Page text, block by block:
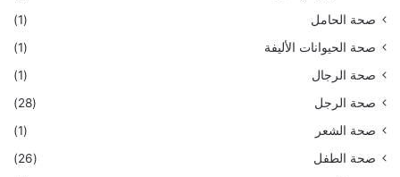
صحة الحامل
(1)
صحة الحيوانات الأليفة
(1)
صحة الرجال
(1)
صحة الرجل
(28)
صحة الشعر
(1)
صحة الطفل
(26)